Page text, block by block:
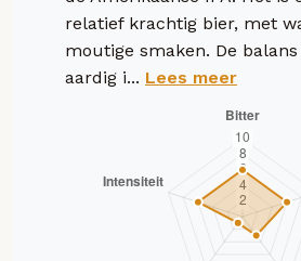
relatief krachtig bier, met
moutige smaken. De
aardig i... Lees meer